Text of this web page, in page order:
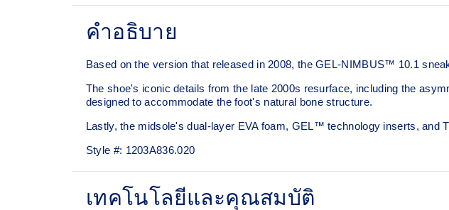
คำอธิบาย
Based on the version that released in 2008, the GEL-NIMBUS™ 10.1
The shoe's iconic details from the late 2000s resurface, including the
designed to accommodate the foot's natural bone structure.​
Lastly, the midsole's dual-layer EVA foam, GEL™ technology inserts,
Style #: 1203A836.020
เทคโนโลยีและคุณสมบัติ